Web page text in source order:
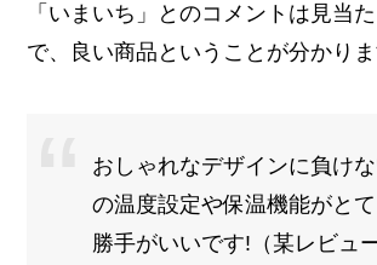
「いまいち」とのコメントは見当
で、良い商品ということが分かりま
おしゃれなデザインに負け
の温度設定や保温機能がと
勝手がいいです!（某レビュ